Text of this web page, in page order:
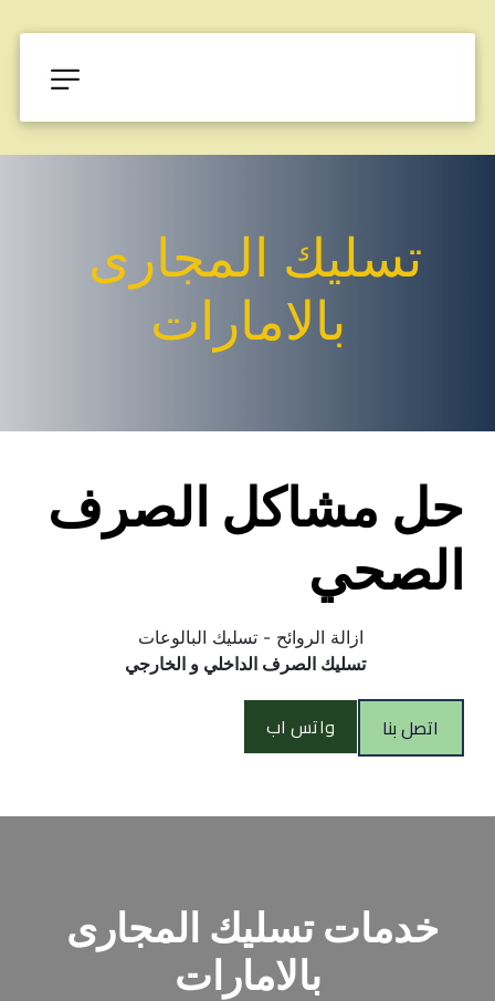
بالامارات
الصحي
ازالة الروائح - تسليك البالوعات
تسليك الصرف الداخلي و الخارجي
اتصل بنا واتس اب
بالامارات